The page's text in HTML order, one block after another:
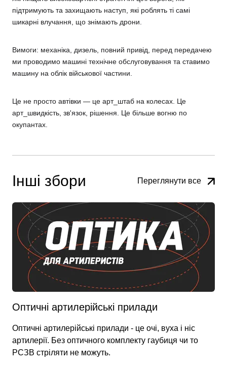
підтримують та захищають наступ, які роблять ті самі
шикарні влучання, що знімають дрони.
Вимоги: механіка, дизель, повний привід, перед передачею
ми проводимо машині технічне обслуговування та ставимо
машину на облік військової частини.
Це не просто автівки — це арт_штаб на колесах. Це
арт_швидкість, зв'язок, рішення. Це більше вогню по
окупантах.
Інші збори Переглянути все
Оптичні артилерійські прилади
Оптичні артилерійські прилади - це очі, вуха і ніс
артилерії. Без оптичного комплекту гаубиця чи то
РСЗВ стріляти не можуть.